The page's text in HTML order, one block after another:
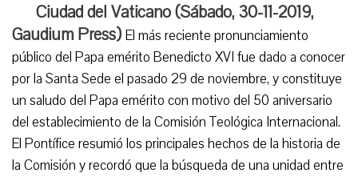
Ciudad del Vaticano (Sábado, 30-11-2019,
Gaudium Press) El más reciente pronunciamiento
público del Papa emérito Benedicto XVI fue dado a conocer
por la Santa Sede el pasado 29 de noviembre, y constituye
un saludo del Papa emérito con motivo del 50 aniversario
del establecimiento de la Comisión Teológica Internacional.
El Pontífice resumió los principales hechos de la historia de
la Comisión y recordó que la búsqueda de una unidad entre